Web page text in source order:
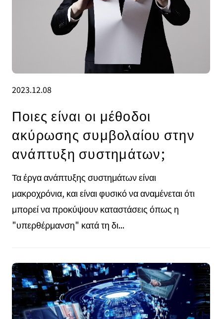
2023.12.08
Ποιες είναι οι μέθοδοι
ακύρωσης συμβολαίου στην
ανάπτυξη συστημάτων;
Τα έργα ανάπτυξης συστημάτων είναι
μακροχρόνια, και είναι φυσικό να αναμένεται ότι
μπορεί να προκύψουν καταστάσεις όπως η
"υπερθέρμανση" κατά τη δι...